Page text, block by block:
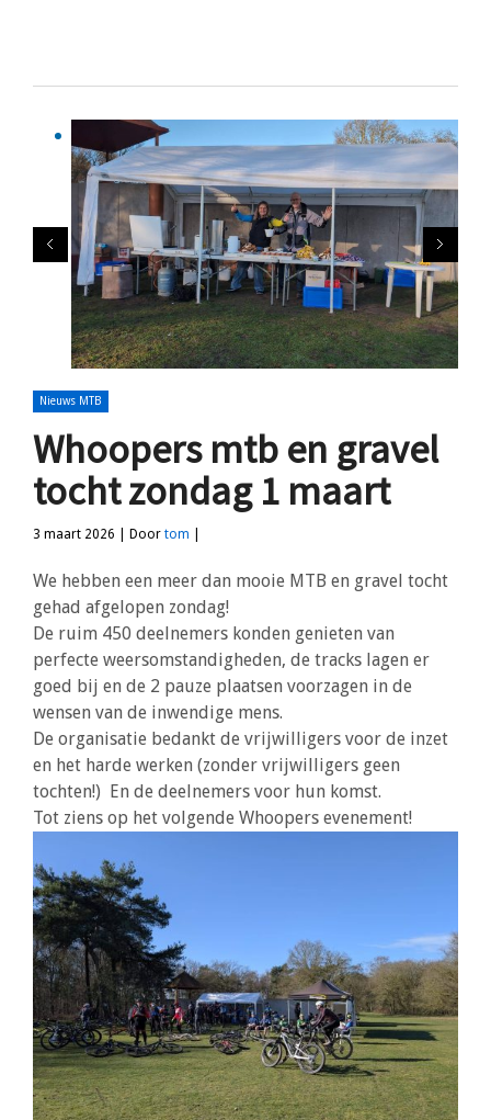
Nieuws MTB
Whoopers mtb en gravel
tocht zondag 1 maart
3 maart 2026 | Door tom
We hebben een meer dan mooie MTB en gravel tocht
gehad afgelopen zondag!
De ruim 450 deelnemers konden genieten van
perfecte weersomstandigheden, de tracks lagen er
goed bij en de 2 pauze plaatsen voorzagen in de
wensen van de inwendige mens.
De organisatie bedankt de vrijwilligers voor de inzet
en het harde werken (zonder vrijwilligers geen
tochten!) En de deelnemers voor hun komst.
Tot ziens op het volgende Whoopers evenement!